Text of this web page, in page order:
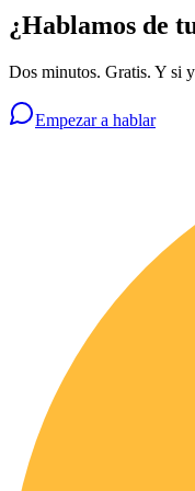
¿Hablamos de
Dos minutos. Gratis. Y si
Empezar a hablar